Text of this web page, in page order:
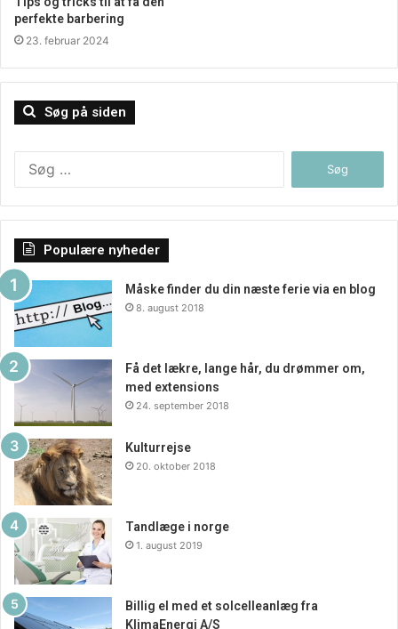
perfekte barbering
23. februar 2024
Søg på siden
Populære nyheder
Måske finder du din næste ferie via en blog
8. august 2018
Få det lækre, lange hår, du drømmer om,
med extensions
24. september 2018
Kulturrejse
20. oktober 2018
Tandlæge i norge
1. august 2019
Billig el med et solcelleanlæg fra
KlimaEnergi A/S